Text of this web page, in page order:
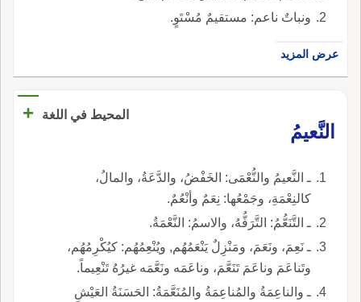
ونباتٌ ناعم: مستقيمٌ مُسْتَوٍ.
عرض المزيد
المحيط في اللغة
+
النَّعيمُ
ـ النَّعيمُ والنُّعْمَى: الخَفْضُ، والدَّعَةُ، والمالُ،
كالنِعْمَةِ، وجَمْعُها: نِعَمٌ وأنْعُمٌ.
ـ التَّنَعُّمُ: التَّرَفُّهُ، والاسمُ: النَّعْمَةُ.
ـ نَعِمَ، ونَعَمَ، ومَنْزِلٌ يَنْعَمُهُم, ويُنْعِمُهُم: كيُكْرِمُهُم،
وتَناعَمَ وناعَمَ تَنَعَّمَ، وناعَمَه ونَعَّمَه غيرُهُ تَنْعِيماً.
ـ والناعِمَةُ والمُناعِمَةُ والمُنَعَّمَةُ: الحَسَنَةُ العَيْشِ